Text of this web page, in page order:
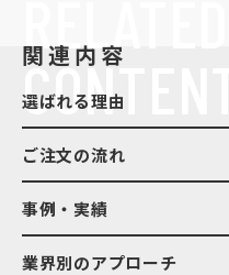
CONTENTS
関連内容
選ばれる理由
ご注文の流れ
事例・実績
業界別のアプローチ